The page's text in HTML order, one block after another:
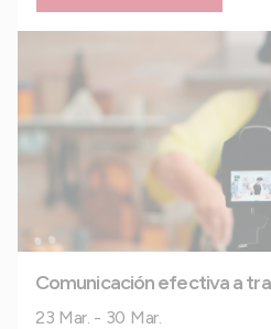
Comunicación efectiva a
23 Mar. - 30 Mar.